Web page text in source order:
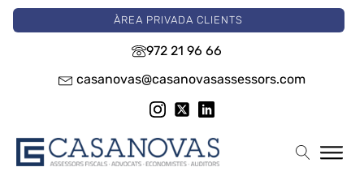
ÀREA PRIVADA CLIENTS
972 21 96 66
casanovas@casanovasassessors.com